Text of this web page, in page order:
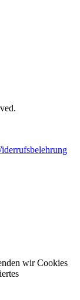
wir Cookies